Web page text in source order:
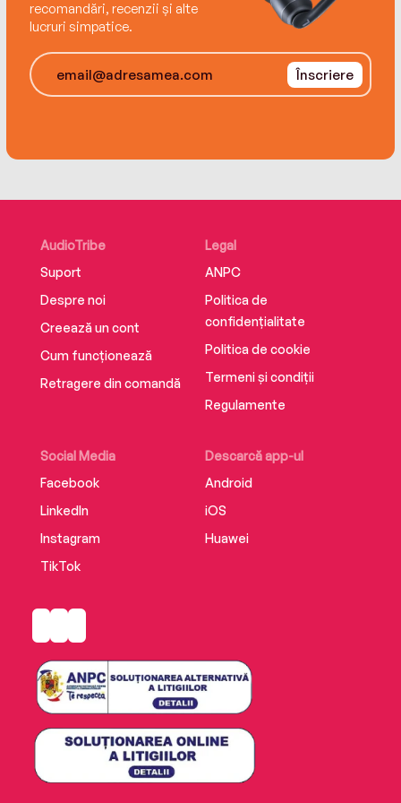
recomandări, recenzii și alte
lucruri simpatice.
Înscriere
AudioTribe
Suport
Despre noi
Creează un cont
Cum funcționează
Retragere din comandă
Social Media
Facebook
LinkedIn
Instagram
TikTok
Descarcă app-ul
Android
iOS
Huawei
Legal
ANPC
Politica de
confidențialitate
Politica de cookie
Termeni și condiții
Regulamente